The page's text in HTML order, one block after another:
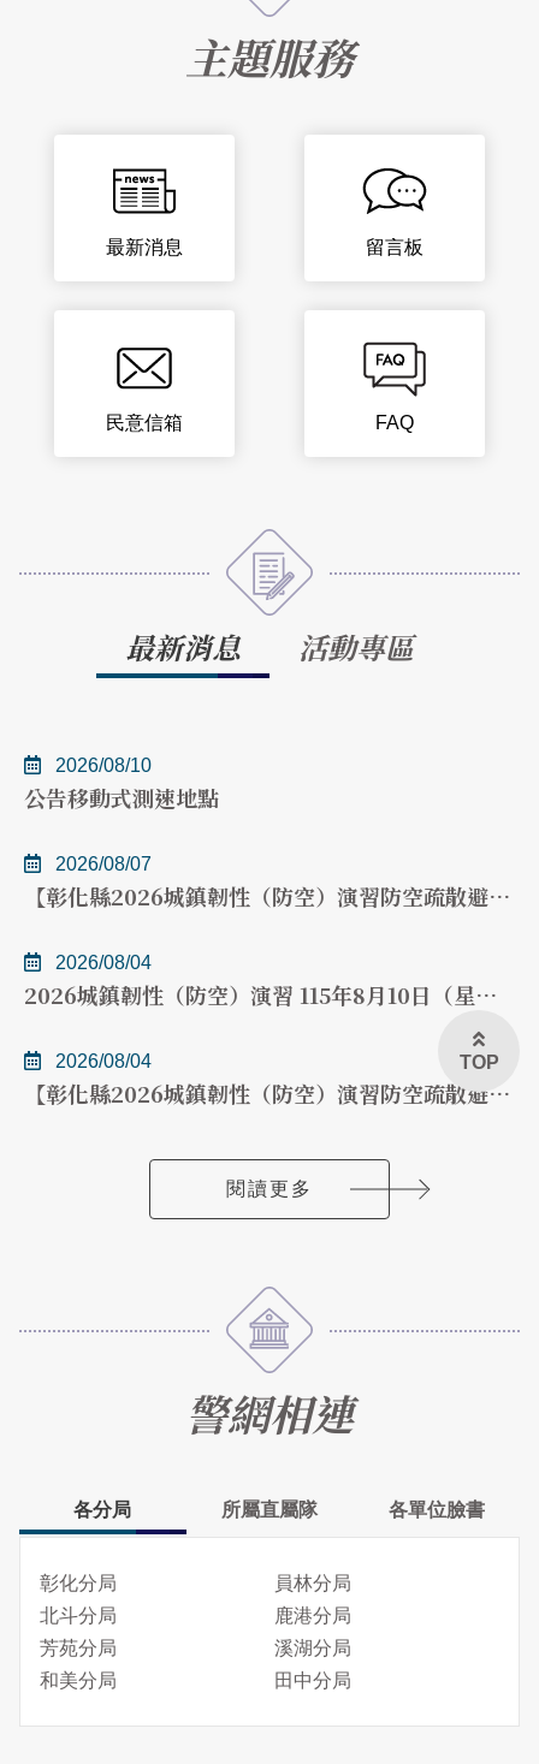
主題服務
最新消息 留言板
民意信箱 FAQ
最新消息
2026/08/10
公告移動式測速地點
2026/08/07
【彰化縣2026城鎮韌性（防空）演習防空疏散避難宣導】
2026/08/04
2026城鎮韌性（防空）演習 115年8月10日（星期一） 下午14時30分至15時 防空警報發布期間，請配合人車管制及防空疏散避難措施
2026/08/04
【彰化縣2026城鎮韌性（防空）演習防空疏散避難宣導】
閱讀更多
活動專區
警網相連
各分局
彰化分局
員林分局
北斗分局
鹿港分局
芳苑分局
溪湖分局
和美分局
田中分局
所屬直屬隊 各單位臉書
TOP